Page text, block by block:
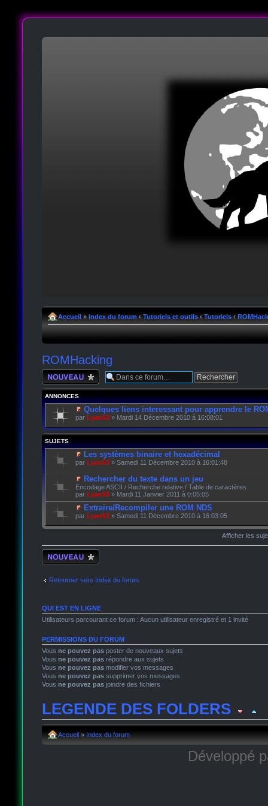
Accueil » Index du forum ‹ Tutoriels et outils ‹ Tutoriels ‹
ROMHacking
Écrire un nouveau
sujet
ANNONCES
Quelques liens interessant pour apprendre le
par Lyan53 » Mardi 14 Décembre 2010 à 16:08:01
SUJETS
Les systèmes binaire et hexadécimal
par Lyan53 » Samedi 11 Décembre 2010 à 16:01:48
Rechercher du texte dans un jeu
Encodage ASCII / Recherche relative / Table de caractères
par Lyan53 » Mardi 11 Janvier 2011 à 0:05:05
Extraire/Recompiler une ROM NDS
par Lyan53 » Samedi 11 Décembre 2010 à 16:03:05
Afficher les
Écrire un nouveau
sujet
Retourner vers Index du forum
QUI EST EN LIGNE
Utilisateurs parcourant ce forum : Aucun utilisateur enregistré et 1 invité
PERMISSIONS DU FORUM
Vous ne pouvez pas poster de nouveaux sujets
Vous ne pouvez pas répondre aux sujets
Vous ne pouvez pas modifier vos messages
Vous ne pouvez pas supprimer vos messages
Vous ne pouvez pas joindre des fichiers
LEGENDE DES FOLDERS
Sujet lu fermé dans
Accueil » Index du forum
Développé